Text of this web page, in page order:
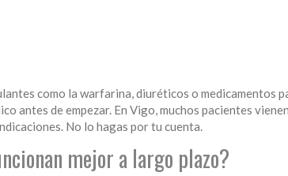
como la warfarina, diuréticos o medicamentos
antes de empezar. En Vigo, muchos pacientes
No lo hagas por tu cuenta.
mejor a largo plazo?